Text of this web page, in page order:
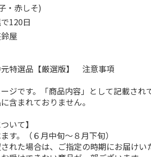
・赤しそ)
120日
屋
元特選品【厳選版】 注意事項
ジです。「商品内容」として記載され
含まれておりません。
いて】
す。（６月中旬～８月下旬）
れた場合は、ご指定の時期にお届けい